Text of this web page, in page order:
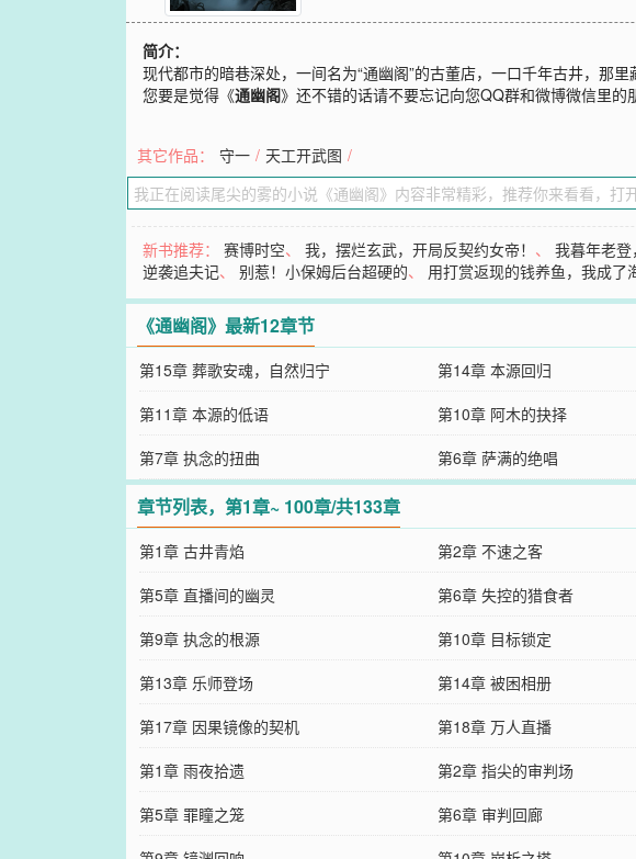
简介：
现代都市的暗巷深处，一间名为“通幽阁”的古董店，一口千年古井，那里
您要是觉得《通幽阁》还不错的话请不要忘记向您QQ群和微博微信里的
其它作品： 守一 / 天工开武图 /
新书推荐：赛博时空、我，摆烂玄武，开局反契约女帝！ 、我暮年老登
逆袭追夫记、别惹！小保姆后台超硬的、 用打赏返现的钱养鱼，我成了
《通幽阁》最新12章节
第15章 葬歌安魂，自然归宁 第14章 本源回归
第11章 本源的低语
第10章 阿木的抉择
第7章 执念的扭曲
第6章 萨满的绝唱
章节列表，第1章~ 100章/共133章
第1章 古井青焰 第2章 不速之客
第5章 直播间的幽灵
第6章 失控的猎食者
第9章 执念的根源
第10章 目标锁定
第13章 乐师登场
第14章 被困相册
第17章 因果镜像的契机
第18章 万人直播
第1章 雨夜拾遗
第2章 指尖的审判场
第5章 罪瞳之笼
第6章 审判回廊